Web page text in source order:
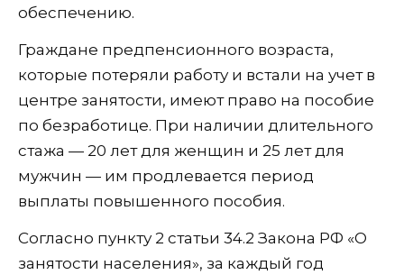
обеспечению.
Граждане предпенсионного возраста,
которые потеряли работу и встали на учет в
центре занятости, имеют право на пособие
по безработице. При наличии длительного
стажа — 20 лет для женщин и 25 лет для
мужчин — им продлевается период
выплаты повышенного пособия.
Согласно пункту 2 статьи 34.2 Закона РФ «О
занятости населения», за каждый год